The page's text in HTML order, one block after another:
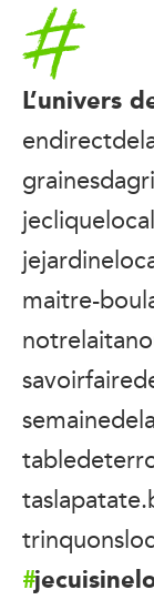
Accueil
L’univers
maitre-